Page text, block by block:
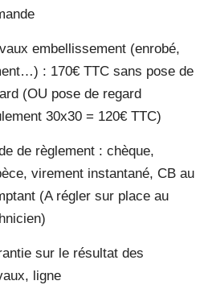
embellissement (enrobé,
: 170€ TTC sans pose de
(OU pose de regard
30x30 = 120€ TTC)
de règlement : chèque,
virement instantané, CB au
(A régler sur place au
sur le résultat des
ligne